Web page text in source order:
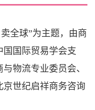
全球”为主题，由商
国国际贸易学会支
物流专业委员会、
世纪启祥商务咨询